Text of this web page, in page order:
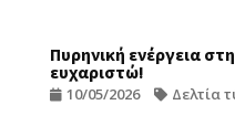
Πυρηνική ενέργεια
ευχαριστώ!
10/05/2026 Δελτία